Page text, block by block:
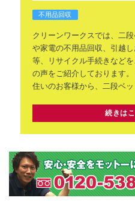
不用品回収
クリーンワークスでは、二段
や家電の不用品回収、引越
等、リサイクル手続きなど
の声をご紹介しております。
住いのお客様から、二段ベ
続きは